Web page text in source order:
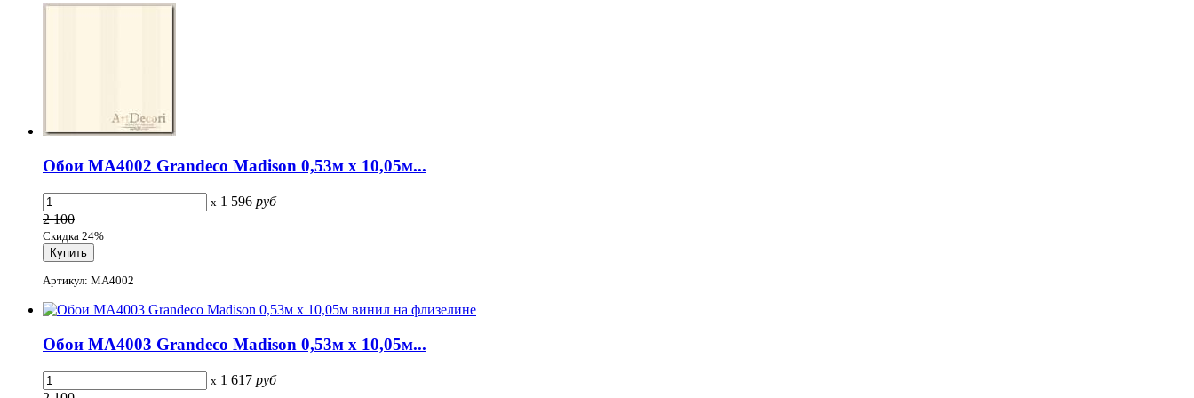
Обои MA4002 Grandeco Madison 0,53м x 10,05м...
x 1 596 руб
2 100
Скидка 24%
Артикул: MA4002
Обои MA4003 Grandeco Madison 0,53м x 10,05м...
x 1 617 руб